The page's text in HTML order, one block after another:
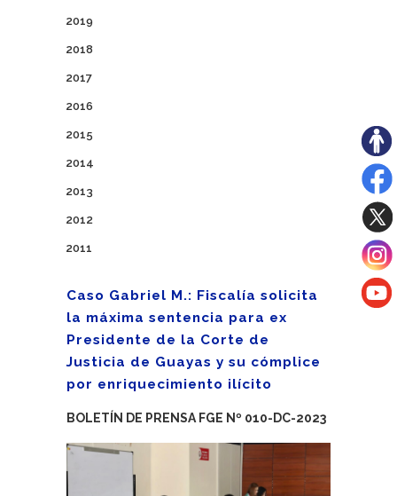
2019
2018
2017
2016
2015
2014
2013
2012
2011
Caso Gabriel M.: Fiscalía solicita
la máxima sentencia para ex
Presidente de la Corte de
Justicia de Guayas y su cómplice
por enriquecimiento ilícito
BOLETÍN DE PRENSA FGE Nº 010-DC-2023